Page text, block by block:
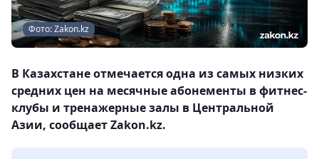
Фото: Zakon.kz
В Казахстане отмечается одна из самых низких
средних цен на месячные абонементы в фитнес-
клубы и тренажерные залы в Центральной
Азии, сообщает Zakon.kz.